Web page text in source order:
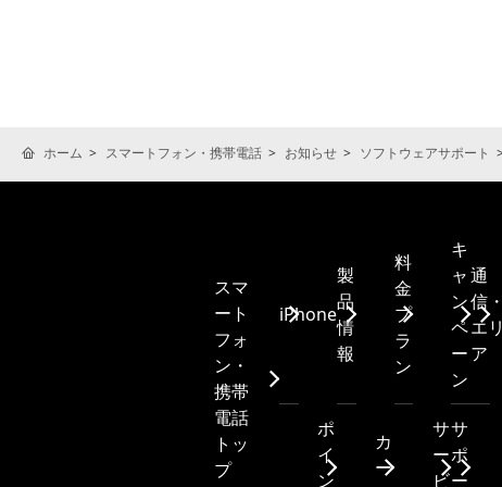
ホーム スマートフォン・携帯電話 お知らせ ソフトウェアサポート
スマ
ート
フォ
ン・
携帯
電話
トッ
プ
iPhone
製
品
情
報
料
金
プ
ラ
ン
キ
ャ
ン
ペ
ー
ン
通
信・
エリ
ア
ポ
イ
ン
カ
ー
サ
ー
ビ
サ
ポ
ー